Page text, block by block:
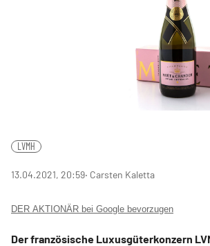
LVMH
13.04.2021, 20:59‧ Carsten Kaletta
DER AKTIONÄR bei Google bevorzugen
Der französische Luxusgüterkonzern